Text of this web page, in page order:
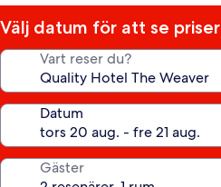
Välj datum för att se priser
Vart reser du?
Datum
Gäster